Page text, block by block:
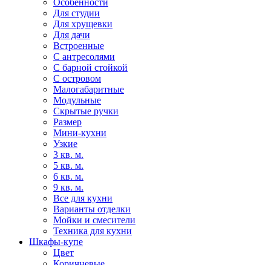
Особенности
Для студии
Для хрущевки
Для дачи
Встроенные
С антресолями
С барной стойкой
С островом
Малогабаритные
Модульные
Скрытые ручки
Размер
Мини-кухни
Узкие
3 кв. м.
5 кв. м.
6 кв. м.
9 кв. м.
Все для кухни
Варианты отделки
Мойки и смесители
Техника для кухни
Шкафы-купе
Цвет